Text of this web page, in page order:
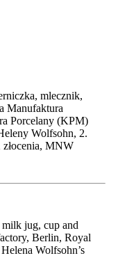
mlecznik,
Manufaktura
Porcelany (KPM)
Wolfsohn, 2.
MNW
jug, cup and
Berlin, Royal
Wolfsohn’s